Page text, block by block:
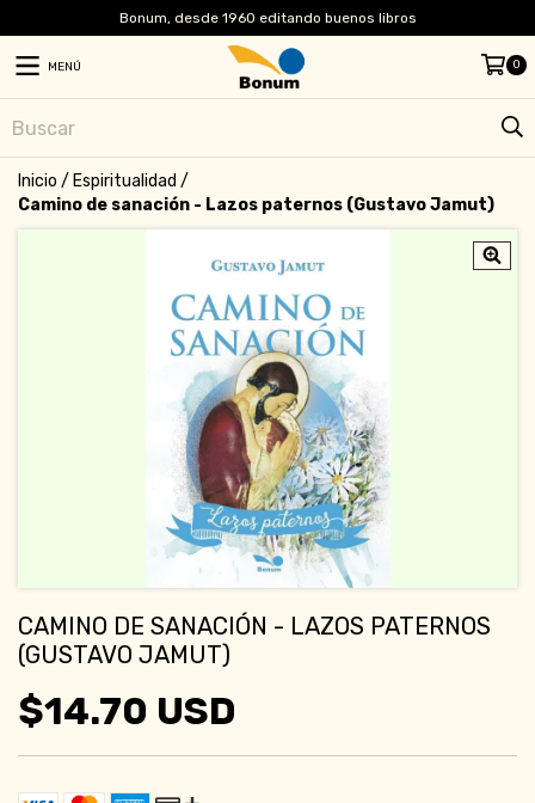
Bonum, desde 1960 editando buenos libros
MENÚ 0
Inicio / Espiritualidad /
Camino de sanación - Lazos paternos (Gustavo Jamut)
CAMINO DE SANACIÓN - LAZOS PATERNOS
(GUSTAVO JAMUT)
$14.70 USD